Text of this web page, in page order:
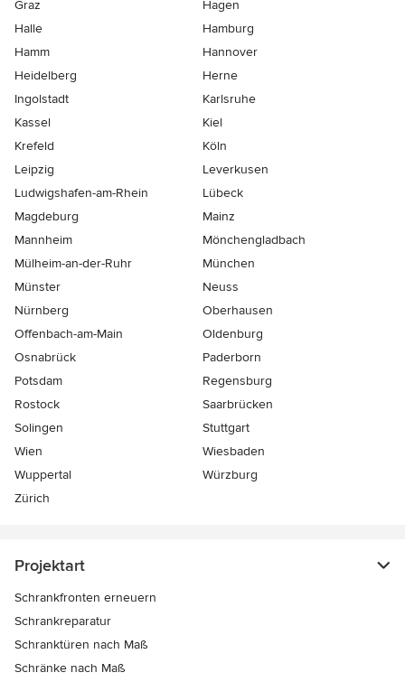
Graz
Hagen
Halle
Hamburg
Hamm
Hannover
Heidelberg
Herne
Ingolstadt
Karlsruhe
Kassel
Kiel
Krefeld
Köln
Leipzig
Leverkusen
Ludwigshafen-am-Rhein
Lübeck
Magdeburg
Mainz
Mannheim
Mönchen­gladbach
Mülheim-an-der-Ruhr
München
Münster
Neuss
Nürnberg
Oberhausen
Offenbach-am-Main
Oldenburg
Osnabrück
Paderborn
Potsdam
Regensburg
Rostock
Saarbrücken
Solingen
Stuttgart
Wien
Wiesbaden
Wuppertal
Würzburg
Zürich
Projektart
Schrankfronten erneuern
Schrankreparatur
Schranktüren nach Maß
Schränke nach Maß